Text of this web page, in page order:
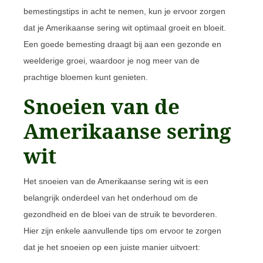
bemestingstips in acht te nemen, kun je ervoor zorgen
dat je Amerikaanse sering wit optimaal groeit en bloeit.
Een goede bemesting draagt bij aan een gezonde en
weelderige groei, waardoor je nog meer van de
prachtige bloemen kunt genieten.
Snoeien van de
Amerikaanse sering
wit
Het snoeien van de Amerikaanse sering wit is een
belangrijk onderdeel van het onderhoud om de
gezondheid en de bloei van de struik te bevorderen.
Hier zijn enkele aanvullende tips om ervoor te zorgen
dat je het snoeien op een juiste manier uitvoert: